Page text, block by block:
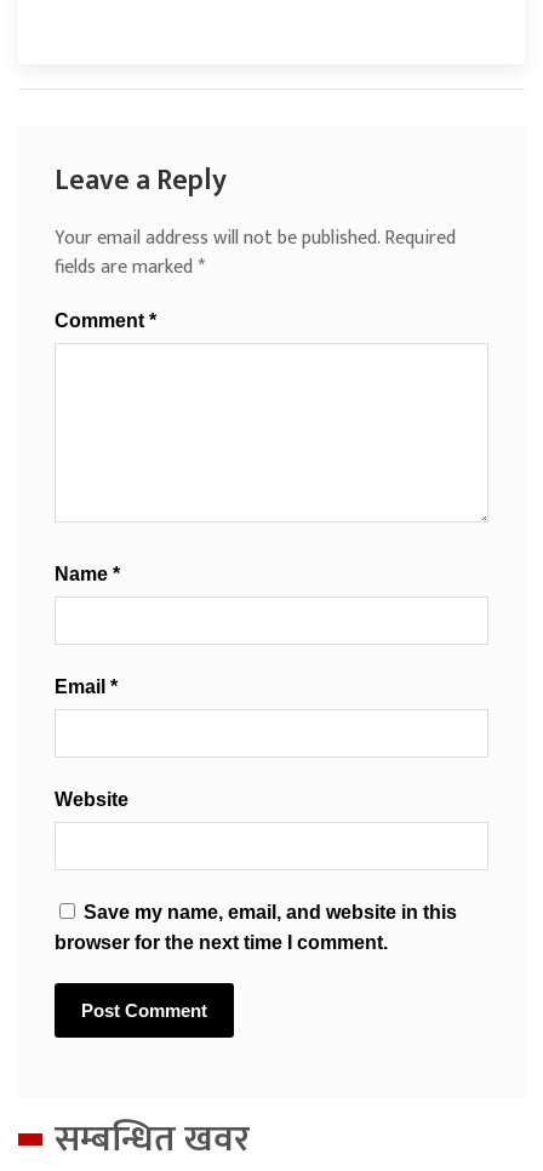
Leave a Reply
Your email address will not be published.Required
fields are marked*
Comment *
Name *
Email *
Website
Save my name, email, and website in this
browser for the next time I comment.
सम्बन्धित खवर